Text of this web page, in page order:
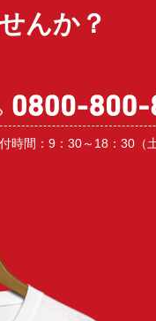
んか？
時間：9：30～18：30（